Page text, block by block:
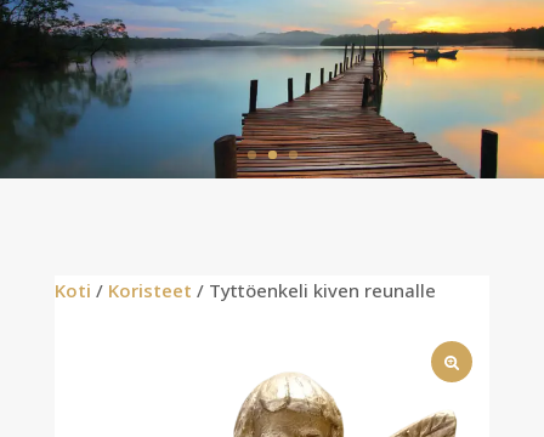
Koti / Koristeet / Tyttöenkeli kiven reunalle